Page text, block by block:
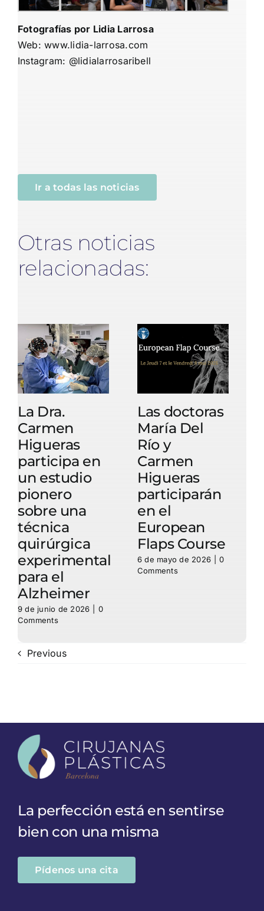
Fotografías por Lidia Larrosa
Web:www.lidia-larrosa.com
Instagram: @lidialarrosaribell
Ir a todas las noticias
Otras noticias
relacionadas:
La Dra.
Carmen
Higueras
participa en
un estudio
pionero
sobre una
técnica
quirúrgica
experimental
para el
Alzheimer
9 de junio de 2026
0
Comments
Las doctoras
María Del
Río y
Carmen
Higueras
participarán
en el
European
Flaps Course
6 de mayo de 2026
0
Comments
Previous
La perfección está en sentirse
bien con una misma
Pídenos una cita